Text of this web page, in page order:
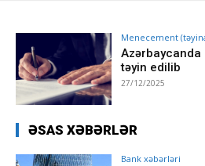
Menecement
təyin edilib
27/12/2025
ƏSAS XƏBƏRLƏR
Bank xəbərləri